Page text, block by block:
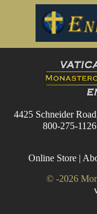
4425 Schneider
800-275-
Online Store|
© -2026